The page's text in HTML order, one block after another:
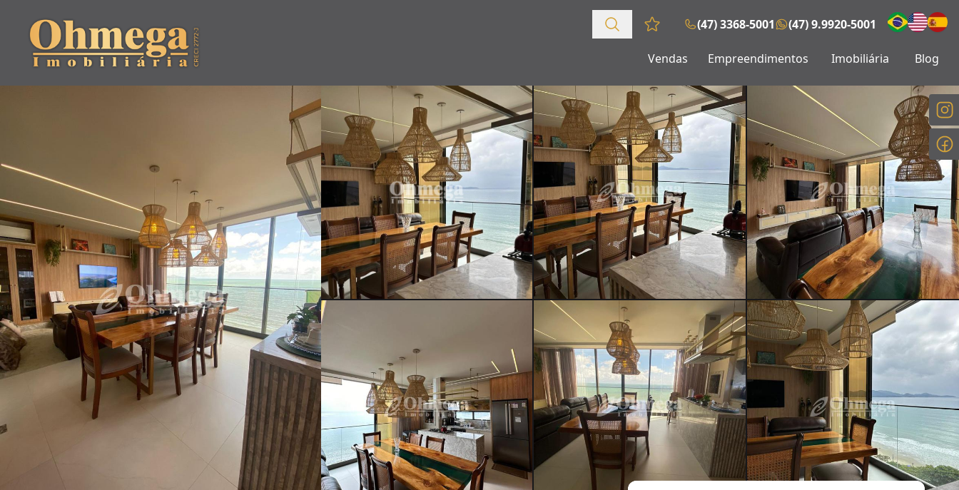
Favoritos (0 itens)
(47) 3368-5001 (47) 9.9920-5001
Vendas Empreendimentos Imobiliária Blog